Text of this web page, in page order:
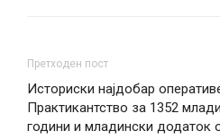
Претходен пост
Историски најдобар
Практикантство за 1352
години и младински додаток